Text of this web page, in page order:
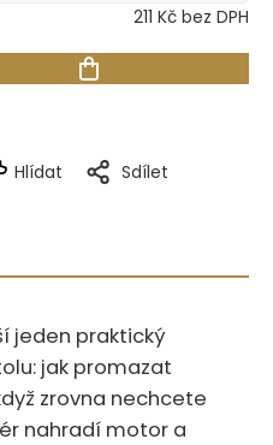
Hlídat Sdílet
211 Kč bez DPH
jeden praktický
jak promazat
zrovna nechcete
nahradí motor a